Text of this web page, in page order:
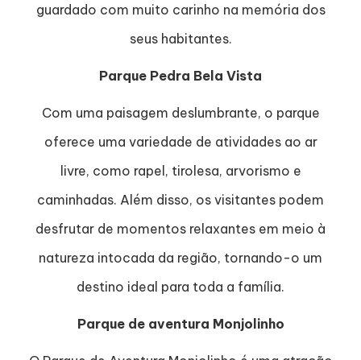
guardado com muito carinho na memória dos
seus habitantes.
Parque Pedra Bela Vista
Com uma paisagem deslumbrante, o parque
oferece uma variedade de atividades ao ar
livre, como rapel, tirolesa, arvorismo e
caminhadas. Além disso, os visitantes podem
desfrutar de momentos relaxantes em meio à
natureza intocada da região, tornando-o um
destino ideal para toda a família.
Parque de aventura Monjolinho